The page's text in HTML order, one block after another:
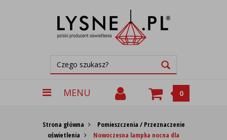
MENU 0
Strona główna
Pomieszczenia / Przeznaczenie
oświetlenia
Nowoczesna lampka nocna dla